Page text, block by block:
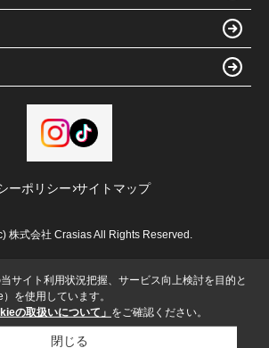
ーポリシー サイトマップ
株式会社 Crasias All Rights Reserved.
サイト利用状況把握、サービス向上検討を目的と
を使用しています。
の取扱いについて」 をご確認ください。
閉じる